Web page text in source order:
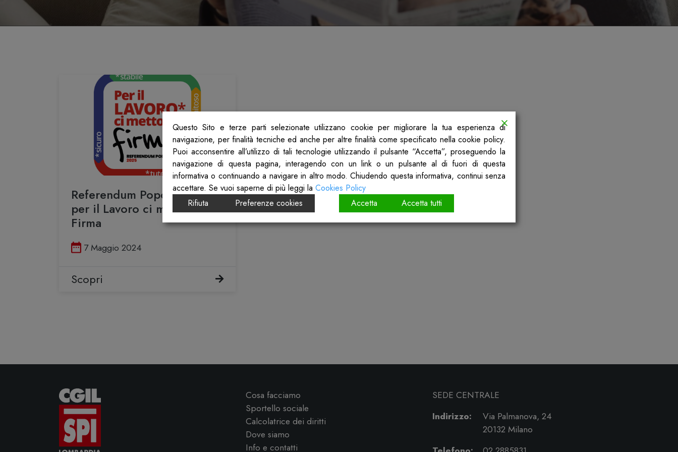
Referendum Popolari 2025,
per il Lavoro ci metto la
Firma
Pubblicato il
7 Maggio 2024
Scopri
Cosa facciamo
Sportello sociale
Calcolatrice dei diritti
Dove siamo
Info e contatti
SEDE CENTRALE
Indirizzo:
Via Palmanova, 24
20132 Milano
Questo Sito e terze parti selezionate utilizzano cookie per migliorare la tua esperienza di
navigazione, per finalità tecniche ed anche per altre finalità come specificato nella cookie policy.
Puoi acconsentire all’utilizzo di tali tecnologie utilizzando il pulsante “Accetta”, proseguendo la
navigazione di questa pagina, interagendo con un link o un pulsante al di fuori di questa
informativa o continuando a navigare in altro modo. Chiudendo questa informativa, continui senza
accettare. Se vuoi saperne di più leggi la Cookies Policy
Rifiuta
Preferenze cookies Accetta Accetta tutti